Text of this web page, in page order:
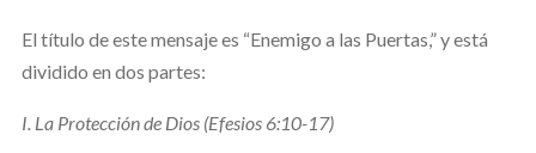
El título de este mensaje es “Enemigo a las Puertas,” y está
dividido en dos partes:
I. La Protección de Dios (Efesios 6:10-17)